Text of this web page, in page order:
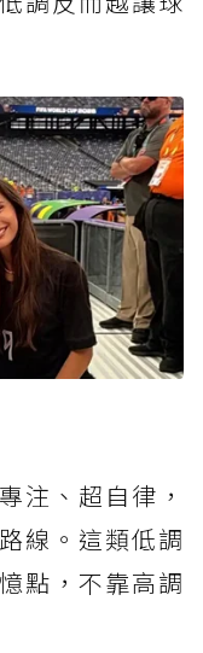
注、超自律，
線。這類低調
點，不靠高調